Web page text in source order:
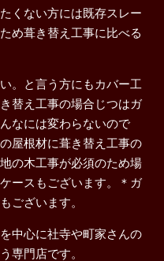
くない方には既存スレー
め葺き替え工事に比べる
。と言う方にもカバー工
替え工事の場合じつはガ
なには変わらないので
屋根材に葺き替え工事の
の木工事が必須のため場
ースもございます。＊ガ
ございます。
中心に社寺や町家さんの
専門店です。